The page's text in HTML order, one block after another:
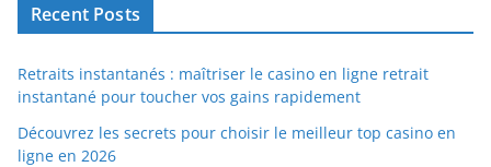
Recent Posts
Retraits instantanés : maîtriser le casino en ligne retrait
instantané pour toucher vos gains rapidement
Découvrez les secrets pour choisir le meilleur top casino en
ligne en 2026